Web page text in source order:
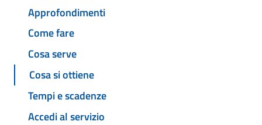
Approfondimenti
Come fare
Cosa serve
Cosa si ottiene
Tempi e scadenze
Accedi al servizio